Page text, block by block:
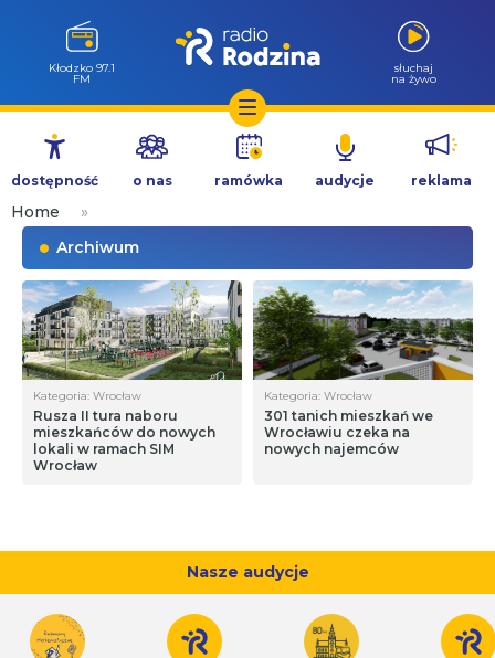
Przejdź
treści
Kłodzko 97.1
FM
słuchaj
na żywo
dostępność o nas ramówka audycje reklama
Home
»
Archiwum
Kategoria: Wrocław
Rusza II tura naboru
mieszkańców do nowych
lokali w ramach SIM
Wrocław
Kategoria: Wrocław
301 tanich mieszkań we
Wrocławiu czeka na
nowych najemców
Nasze audycje